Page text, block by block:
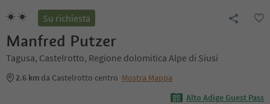
Su richiesta
Manfred Putzer
Tagusa, Castelrotto, Regione dolomitica Alpe di Siusi
2.6 km da Castelrotto centro Mostra Mappa
Alto Adige Guest Pass